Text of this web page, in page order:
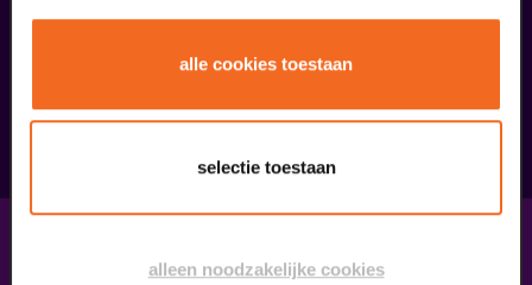
alle cookies toestaan
selectie toestaan
alleen noodzakelijke cookies